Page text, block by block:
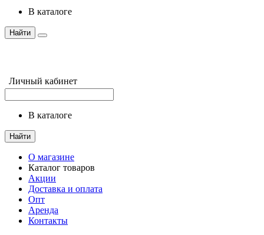
в каталоге
Найти
Личный кабинет
в каталоге
Найти
О магазине
Каталог товаров
Акции
Доставка и оплата
Опт
Аренда
Контакты